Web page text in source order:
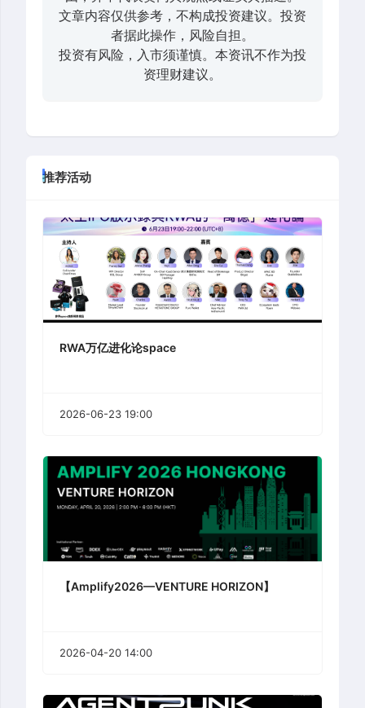
文章内容仅供参考，不构成投资建议。投资
者据此操作，风险自担。
投资有风险，入市须谨慎。本资讯不作为投
资理财建议。
推荐活动
RWA万亿进化论space
2026-06-23 19:00
【Amplify2026—VENTURE HORIZON】
2026-04-20 14:00